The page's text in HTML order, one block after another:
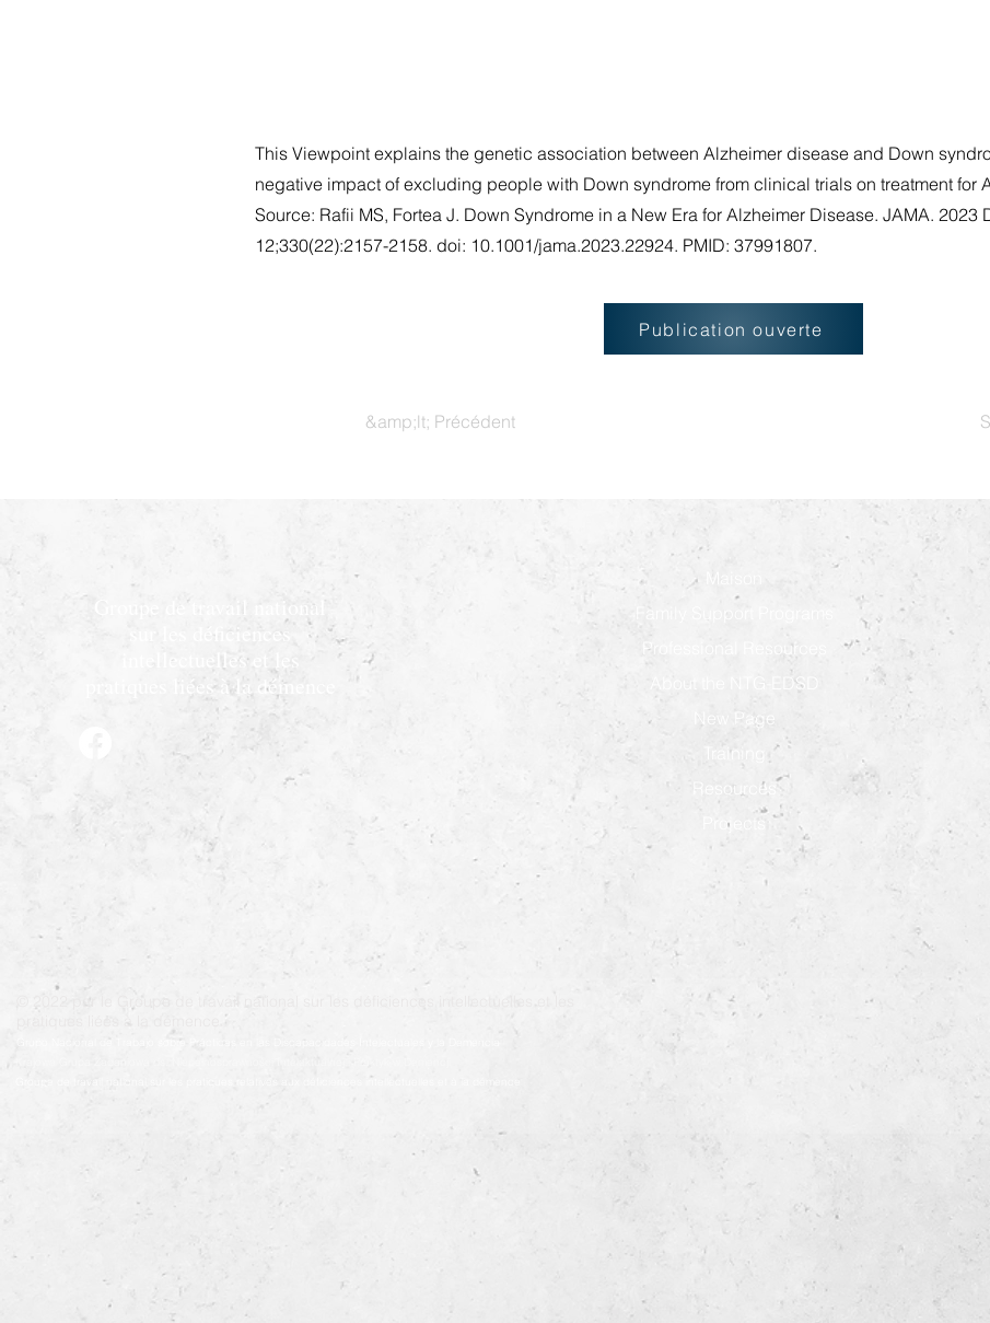
This Viewpoint explains the genetic association between Alzheimer disease and Down
negative impact of excluding people with Down syndrome from clinical trials on treatment for
Source: Rafii MS, Fortea J. Down Syndrome in a New Era for Alzheimer Disease. JAMA. 2023
12;330(22):2157-2158. doi: 10.1001/jama.2023.22924. PMID: 37991807.
Publication ouverte
&amp;lt; Précédent
Groupe de travail national
sur les déficiences
intellectuelles et les
pratiques liées à la démence
Maison
Family Support Programs
Professional Resources
About the NTG-EDSD
New Page
Training
Resources
Projects
pratiques liées à la démence.
Grupo Nacional de Trabajo sobre Prácticas en las Discapacidades Intelectuales y la Demencia
Groupe de travail national sur les pratiques relatives aux déficiences intellectuelles et à la démence